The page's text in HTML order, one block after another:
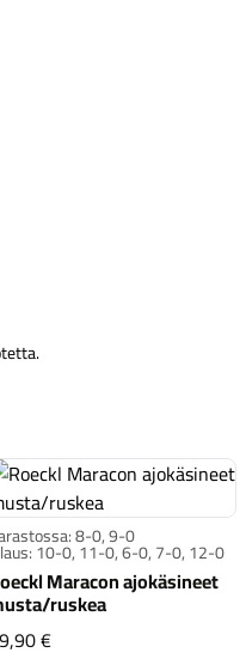
8-0, 9-0
10-0, 11-0, 6-0, 7-0, 12-0
Maracon ajokäsineet
ruskea
€Roeckl Maracon